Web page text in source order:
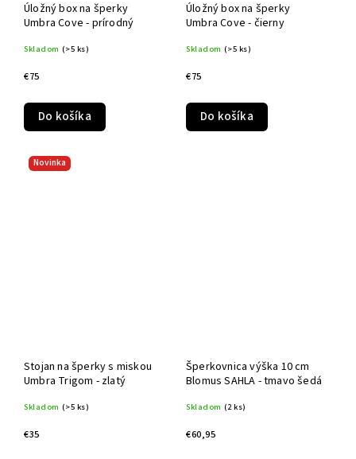
Úložný box na šperky
Umbra Cove - prírodný
Skladom (>5 ks)
€75
Do košíka
Úložný box na šperky
Umbra Cove - čierny
Skladom (>5 ks)
€75
Do košíka
Novinka
Stojan na šperky s miskou
Umbra Trigom - zlatý
Skladom (>5 ks)
€35
Šperkovnica výška 10 cm
Blomus SAHLA - tmavo šedá
Skladom (2 ks)
€60,95